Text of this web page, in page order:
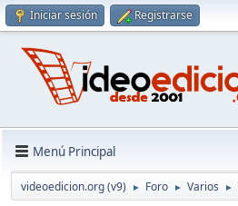
Iniciar sesión Registrarse
Menú Principal
videoedicion.org (v9) ► Foro ► Varios ►